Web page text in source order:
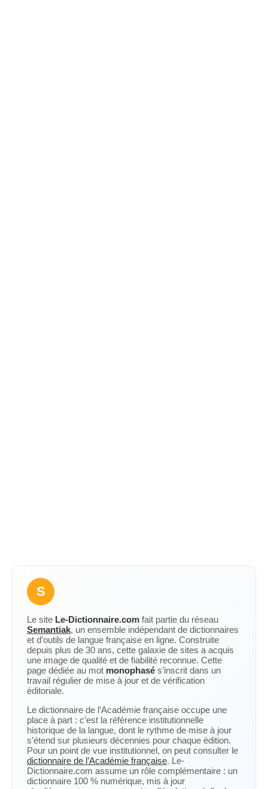
S
Le site Le-Dictionnaire.com fait partie du réseau
Semantiak, un ensemble indépendant de dictionnaires
et d’outils de langue française en ligne. Construite
depuis plus de 30 ans, cette galaxie de sites a acquis
une image de qualité et de fiabilité reconnue. Cette
page dédiée au mot monophasé s’inscrit dans un
travail régulier de mise à jour et de vérification
éditoriale.
Le dictionnaire de l’Académie française occupe une
place à part : c’est la référence institutionnelle
historique de la langue, dont le rythme de mise à jour
s’étend sur plusieurs décennies pour chaque édition.
Pour un point de vue institutionnel, on peut consulter le
dictionnaire de l’Académie française. Le-
Dictionnaire.com assume un rôle complémentaire : un
dictionnaire 100 % numérique, mis à jour